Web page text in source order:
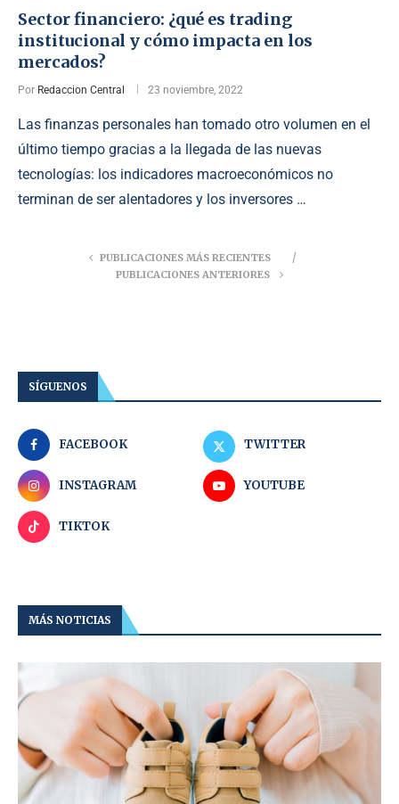
Sector financiero: ¿qué es trading
institucional y cómo impacta en los
mercados?
Por Redaccion Central 23 noviembre, 2022
Las finanzas personales han tomado otro volumen en el
último tiempo gracias a la llegada de las nuevas
tecnologías: los indicadores macroeconómicos no
terminan de ser alentadores y los inversores …
PUBLICACIONES MÁS RECIENTES
PUBLICACIONES ANTERIORES
SÍGUENOS
FACEBOOK TWITTER
INSTAGRAM YOUTUBE
TIKTOK
MÁS NOTICIAS